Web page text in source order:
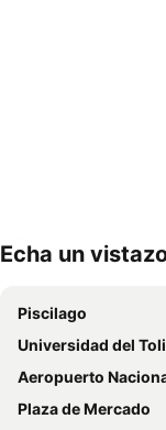
Echa un
Piscilago
Universidad del
Aeropuerto
Plaza de Mercado